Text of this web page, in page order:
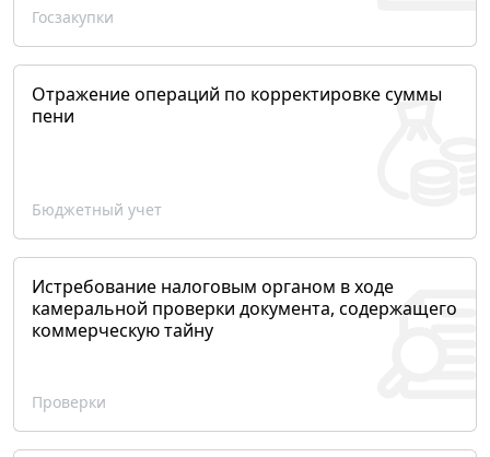
Госзакупки
Отражение операций по корректировке суммы
пени
Бюджетный учет
Истребование налоговым органом в ходе
камеральной проверки документа, содержащего
коммерческую тайну
Проверки